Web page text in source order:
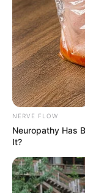
NERVE FLOW
Neuropathy Has
It?